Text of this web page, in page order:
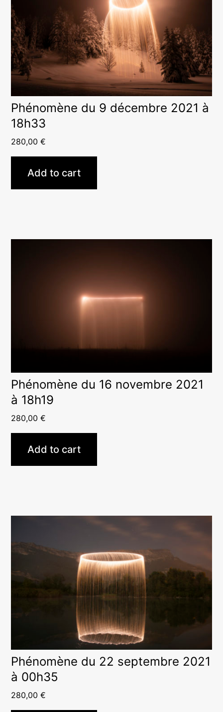
Phénomène du 9 décembre 2021 à
18h33
280,00€
Add to cart
Phénomène du 16 novembre 2021
à 18h19
280,00€
Add to cart
Phénomène du 22 septembre 2021
à 00h35
280,00€